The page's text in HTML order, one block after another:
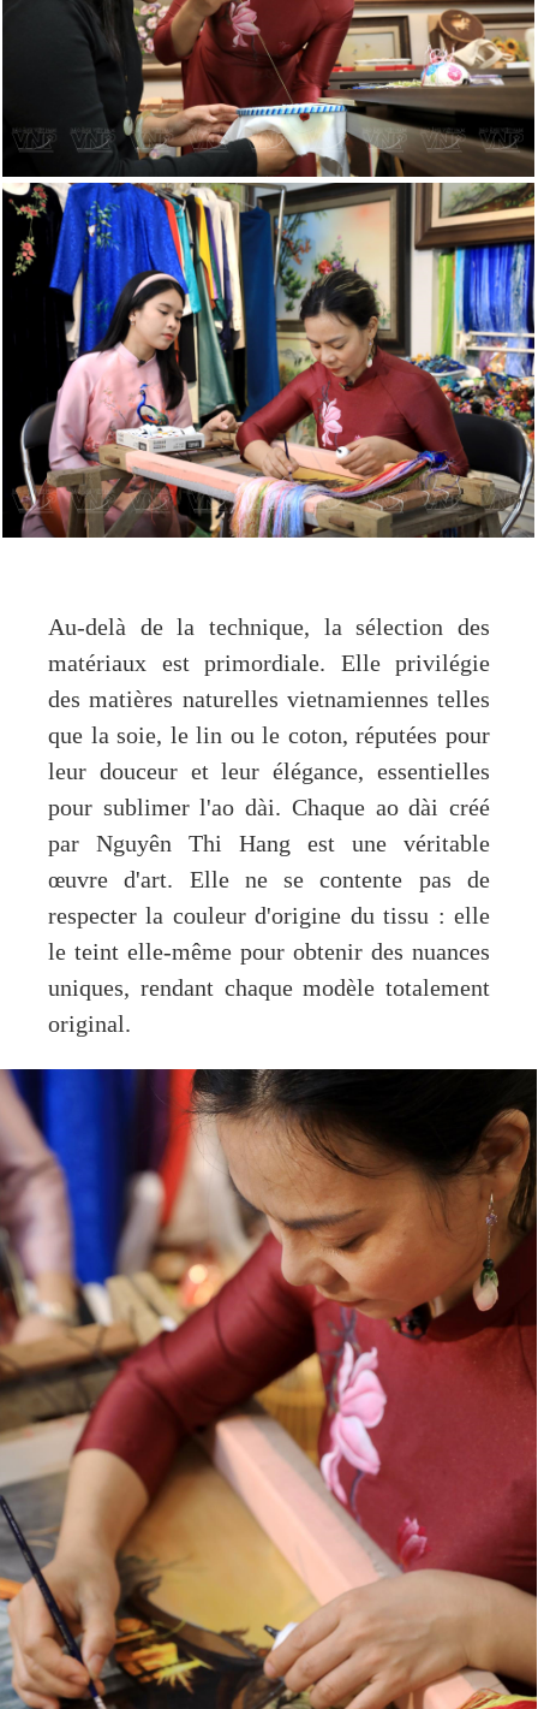
Au-delà de la technique, la sélection des
matériaux est primordiale. Elle privilégie
des matières naturelles vietnamiennes telles
que la soie, le lin ou le coton, réputées pour
leur douceur et leur élégance, essentielles
pour sublimer l'ao dài. Chaque ao dài créé
par Nguyên Thi Hang est une véritable
œuvre d'art. Elle ne se contente pas de
respecter la couleur d'origine du tissu : elle
le teint elle-même pour obtenir des nuances
uniques, rendant chaque modèle totalement
original.